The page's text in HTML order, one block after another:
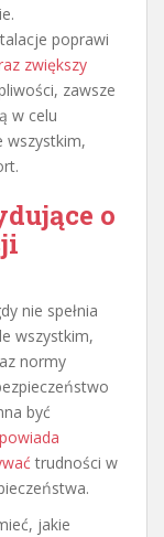
poprawi
zwiększy
zawsze
w celu
wszystkim,
o
nie spełnia
wszystkim,
normy
być
trudności w
jakie